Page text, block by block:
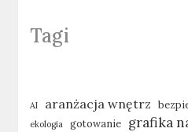
Tagi
AI aranżacja wnętrz
ekologia gotowanie grafika